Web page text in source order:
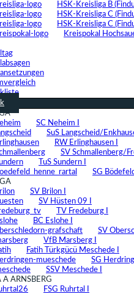
HSK-Kreisliga B
HSK-Kreisliga C
HSK-Kreisliga C
Kreispokal
SC Neheim I
SuS Langscheid/
RW Erlinghausen I
SV Schmallenberg/
TuS Sundern I
SG
SV Brilon I
SV Hüsten 09 I
TV Fredeburg I
BC Eslohe I
SV
VfB Marsberg I
Fatih Türkgücü Meschede I
SG
SSV Meschede I
A ARNSBERG
FSG Ruhrtal I